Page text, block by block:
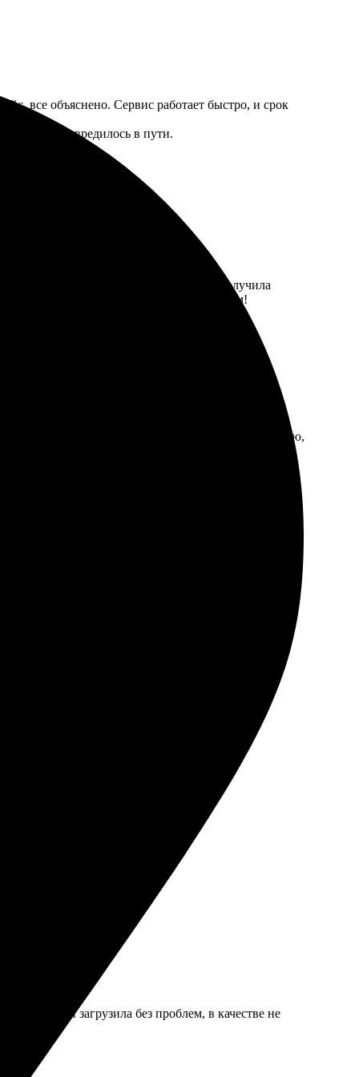
все объяснено. Сервис работает быстро, и срок
не повредилось в пути.
выбрала размер, и через пару дней получила
и каждый день радуюсь. Рекомендую всем!
Доставка до дома без проблем. Всем рекомендую,
загрузила фото. Оперативная доставка порадовала,
ожидал!
выполнено аккуратно.
Дизайн загрузила без проблем, в качестве не